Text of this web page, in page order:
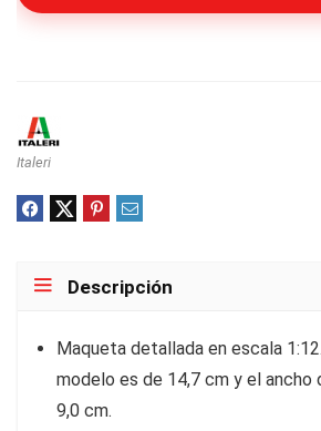
Italeri
Descripción
Maqueta detallada en escala
modelo es de 14,7 cm y el ancho
9,0 cm.